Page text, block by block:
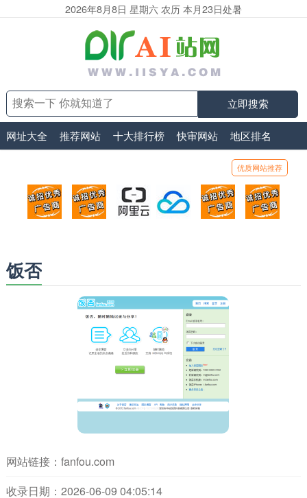
2026年8月8日 星期六 农历 本月23日处暑
立即搜索
网址大全 推荐网站 十大排行榜 快审网站 地区排名
优质网站推荐
顶部广告位1
广告位招商_广告位待售
顶部广告位2
广告位招商_广告位待售
阿里云
打折活动、99元/年
腾讯云
优惠打折，99元/年
顶部广告位5
广告位招商_
饭否
网站链接： fanfou.com
收录日期：2026-06-09 04:05:14